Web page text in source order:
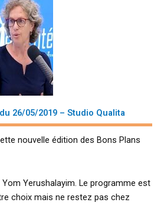
26/05/2019 – Studio Qualita
nouvelle édition des Bons Plans
Yom Yerushalayim. Le programme est
choix mais ne restez pas chez